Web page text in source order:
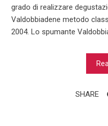
grado di realizzare
Valdobbiadene metodo
2004. Lo spumante
SHARE